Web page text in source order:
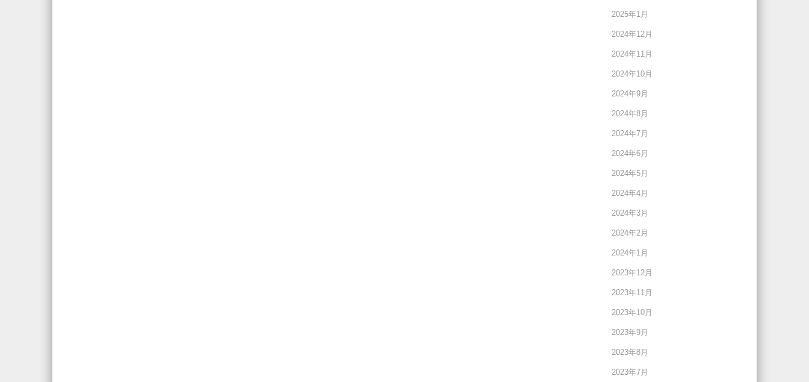
2025年1月
2024年12月
2024年11月
2024年10月
2024年9月
2024年8月
2024年7月
2024年6月
2024年5月
2024年4月
2024年3月
2024年2月
2024年1月
2023年12月
2023年11月
2023年10月
2023年9月
2023年8月
2023年7月